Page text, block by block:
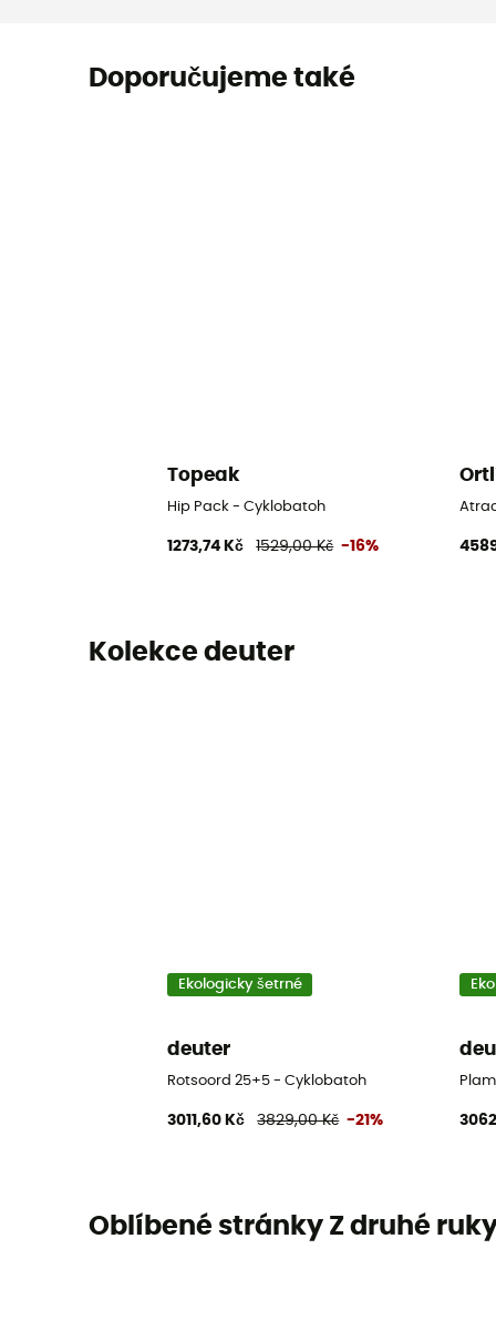
Doporučujeme také
Topeak
Hip Pack - Cyklobatoh
1273,74 Kč 1529,00 Kč -16%
Kolekce deuter
Ekologicky šetrné
deuter
Rotsoord 25+5 - Cyklobatoh
3011,60 Kč 3829,00 Kč -21%
Oblíbené stránky Z druhé